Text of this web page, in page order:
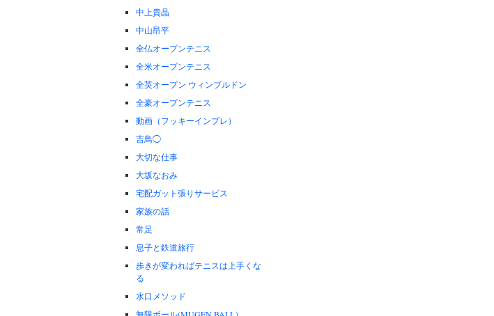
中上貴晶
中山昂平
全仏オープンテニス
全米オープンテニス
全英オープン ウィンブルドン
全豪オープンテニス
動画（フッキーインプレ）
吉鳥◯
大切な仕事
大坂なおみ
宅配ガット張りサービス
家族の話
常足
息子と鉄道旅行
歩きが変わればテニスは上手くな
る
水口メソッド
無限ボール(MUGEN BALL）